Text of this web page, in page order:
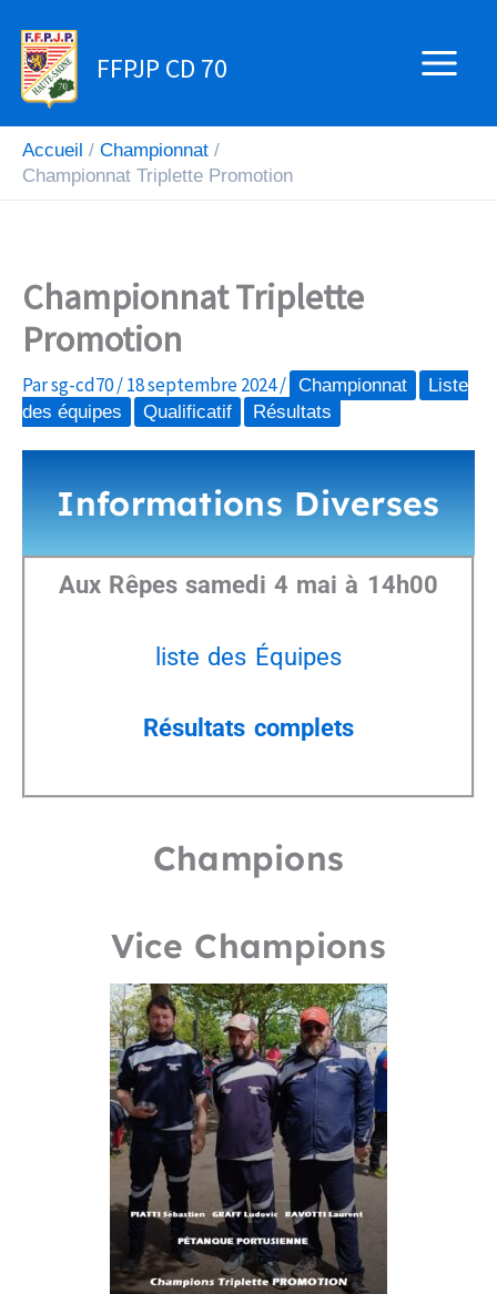
contenu
FFPJP CD 70
Accueil
Championnat
Championnat Triplette Promotion
Championnat Triplette
Promotion
Parsg-cd70/18 septembre 2024/ Championnat
Liste
des équipes
Qualificatif Résultats
Informations Diverses
Aux Rêpes samedi 4 mai à 14h00
liste des Équipes
Résultats complets
Champions
Vice Champions